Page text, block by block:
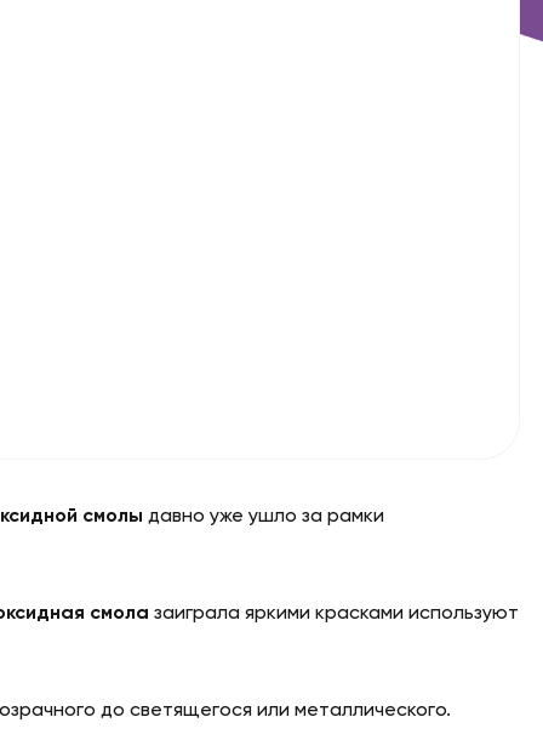
смолы давно уже ушло за рамки
смола заиграла яркими красками используют
до светящегося или металлического.